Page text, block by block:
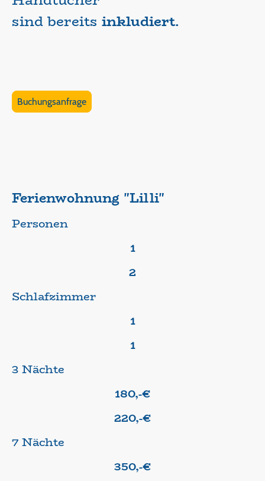
sind bereits inkludiert.
Buchungsanfrage
Ferienwohnung "Lilli"
Personen
1
2
Schlafzimmer
1
1
3 Nächte
180,-€
220,-€
7 Nächte
350,-€